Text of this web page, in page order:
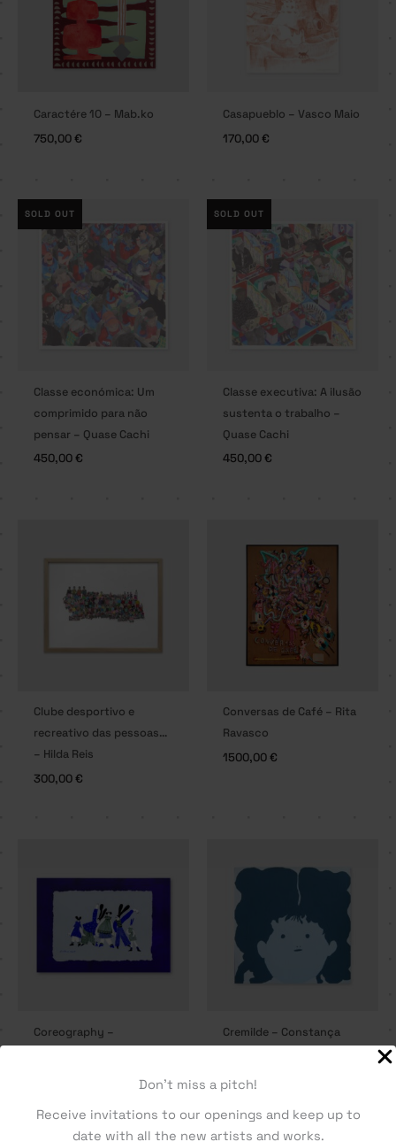
Don't miss a pitch!
Receive invitations to our openings and keep up to
date with all the new artists and works.
Caractére 10 – Mab.ko
750,00€
Casapueblo – Vasco Maio
170,00€
SOLD OUT
Classe económica: Um
comprimido para não
pensar – Quase Cachi
450,00€
SOLD OUT
Classe executiva: A ilusão
sustenta o trabalho –
Quase Cachi
450,00€
Clube desportivo e
recreativo das pessoas…
– Hilda Reis
300,00€
Conversas de Café – Rita
Ravasco
1500,00€
Coreography –
Cremilde – Constança
70,00€